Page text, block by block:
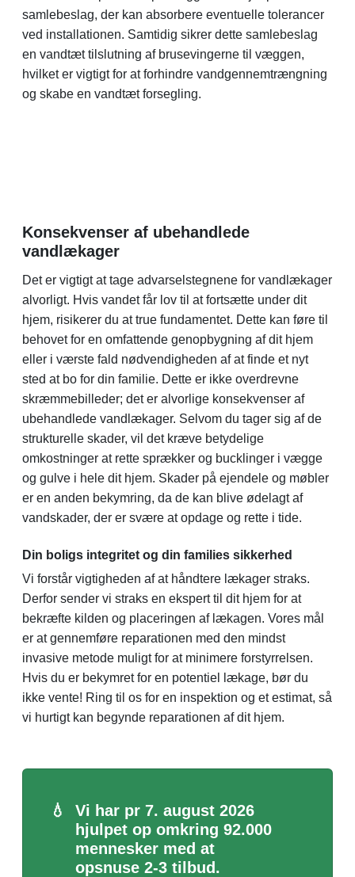
samlebeslag, der kan absorbere eventuelle tolerancer
ved installationen. Samtidig sikrer dette samlebeslag
en vandtæt tilslutning af brusevingerne til væggen,
hvilket er vigtigt for at forhindre vandgennemtrængning
og skabe en vandtæt forsegling.
Konsekvenser af ubehandlede
vandlækager
Det er vigtigt at tage advarselstegnene for vandlækager
alvorligt. Hvis vandet får lov til at fortsætte under dit
hjem, risikerer du at true fundamentet. Dette kan føre til
behovet for en omfattende genopbygning af dit hjem
eller i værste fald nødvendigheden af at finde et nyt
sted at bo for din familie. Dette er ikke overdrevne
skræmmebilleder; det er alvorlige konsekvenser af
ubehandlede vandlækager. Selvom du tager sig af de
strukturelle skader, vil det kræve betydelige
omkostninger at rette sprækker og bucklinger i vægge
og gulve i hele dit hjem. Skader på ejendele og møbler
er en anden bekymring, da de kan blive ødelagt af
vandskader, der er svære at opdage og rette i tide.
Din boligs integritet og din families sikkerhed
Vi forstår vigtigheden af at håndtere lækager straks.
Derfor sender vi straks en ekspert til dit hjem for at
bekræfte kilden og placeringen af lækagen. Vores mål
er at gennemføre reparationen med den mindst
invasive metode muligt for at minimere forstyrrelsen.
Hvis du er bekymret for en potentiel lækage, bør du
ikke vente! Ring til os for en inspektion og et estimat, så
vi hurtigt kan begynde reparationen af dit hjem.
💧 Vi har pr 7. august 2026
hjulpet op omkring 92.000
mennesker med at
opsnuse 2-3 tilbud.